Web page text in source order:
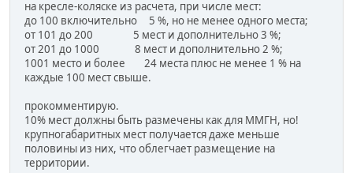
на кресле-коляске из расчета, при числе мест:
до 100 включительно 5 %, но не менее одного места;
от 101 до 200 5 мест и дополнительно 3 %;
от 201 до 1000 8 мест и дополнительно 2 %;
1001 место и более 24 места плюс не менее 1 % на
каждые 100 мест свыше.
прокомментирую.
10% мест должны быть размечены как для ММГН, но!
крупногабаритных мест получается даже меньше
половины из них, что облегчает размещение на
территории.